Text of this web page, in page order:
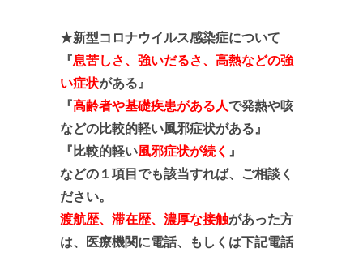
★新型コロナウイルス感染症について
『息苦しさ、強いだるさ、高熱などの強
い症状がある』
『高齢者や基礎疾患がある人で発熱や咳
などの比較的軽い風邪症状がある』
『比較的軽い風邪症状が続く 』
などの１項目でも該当すれば、ご相談く
ださい。
渡航歴、滞在歴、 濃厚な接触があった方
は、
医療機関に電話、もしくは下記電話